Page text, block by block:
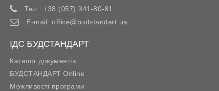
Тел.: +38 (057) 341-80-81
E-mail: office@budstandart.ua
ІДС БУДСТАНДАРТ
Каталог документів
БУДСТАНДАРТ Online
Можливості програми